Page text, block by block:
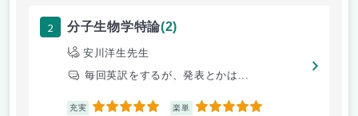
2 分子生物学特論(2)
安川洋生先生
毎回英訳をするが、発表とかは...
充実 5 楽単 5